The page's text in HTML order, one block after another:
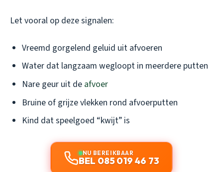
Let vooral op deze signalen:
Vreemd gorgelend geluid uit afvoeren
Water dat langzaam wegloopt in meerdere putten
Nare geur uit de afvoer
Bruine of grijze vlekken rond afvoerputten
Kind dat speelgoed “kwijt” is
NU BEREIKBAAR
BEL 085 019 46 73